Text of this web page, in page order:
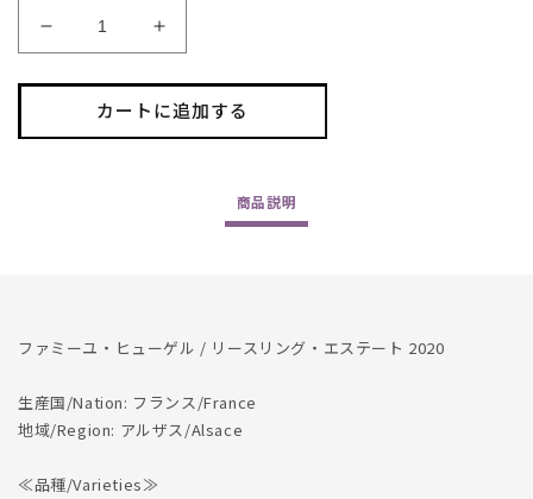
Famille
Hugel
/
Riesling
Estate
す
Famille
Hugel
/
Riesling
Estate
す
カートに追加する
商品説明
ファミーユ・ヒューゲル / リースリング・エステート 2020
生産国/Nation: フランス/France
地域/Region: アルザス/Alsace
≪品種/Varieties≫